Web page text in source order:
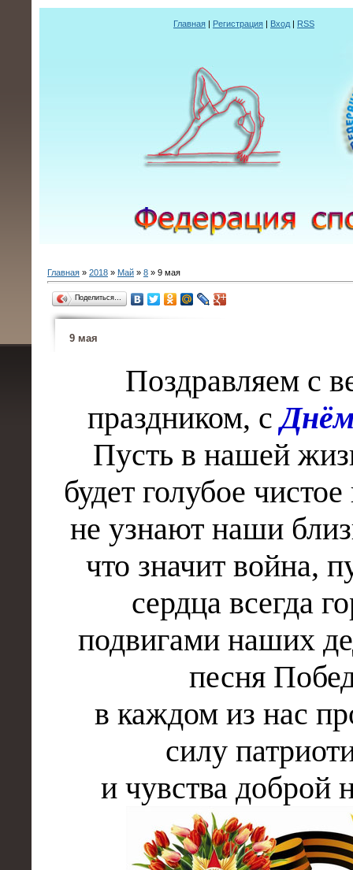
Главная | Регистрация | Вход | RSS
Главная » 2018 » Май » 8 » 9 мая
Поделиться…
9 мая
Поздравляем с
праздником, с
Пусть в нашей
будет голубое
не узнают наши
что значит война,
сердца всегда
подвигами наших
песня
в каждом из нас
силу
и чувства доброй